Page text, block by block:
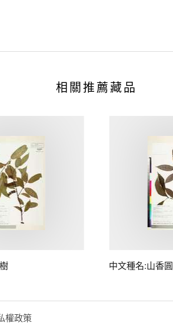
相關推薦藏品
中文種名:山香圓
權政策